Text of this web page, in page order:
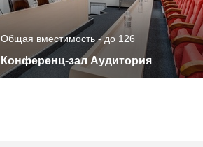
Общая вместимость - до 126
Конференц-зал Аудитория